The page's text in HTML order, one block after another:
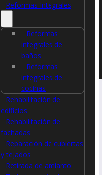
Reformas Integrales
Reformas
integrales de
baños
Reformas
integrales de
cocinas
Rehabilitación de
edificios
Rehabilitación de
fachadas
Reparación de cubiertas
y tejados
Retirada de amianto